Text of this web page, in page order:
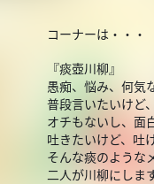
コーナーは・・・
『痰壺川柳』
愚痴、悩み、何気
普段言いたいけど
オチもないし、面
吐きたいけど、吐
そんな痰のような
二人が川柳にしま